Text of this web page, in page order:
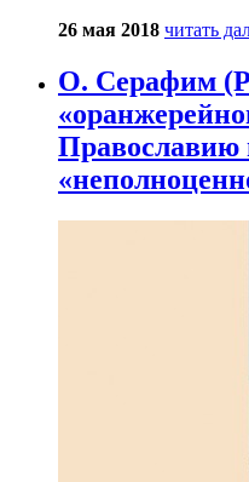
26 мая 2018 читать
О. Серафим
Православию